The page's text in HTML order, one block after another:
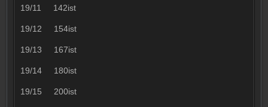
19/11 142ist
19/12 154ist
19/13 167ist
19/14 180ist
19/15 200ist